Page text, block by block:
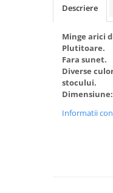
Descriere
Minge arici
Plutitoare.
Fara sunet.
Diverse
stocului.
Informatii